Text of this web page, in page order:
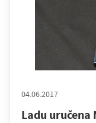
04.06.2017
Ladu uručena